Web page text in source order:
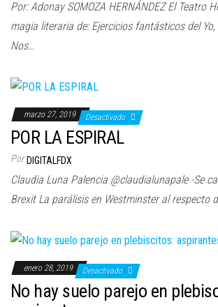
Por: Adonay SOMOZA HERNÁNDEZ El Teatro
magia literaria de: Ejercicios fantásticos del
Nos…
marzo 27, 2019 Desactivado
POR LA ESPIRAL
Por DIGITALFDX
Claudia Luna Palencia @claudialunapale -Se
Brexit La parálisis en Westminster al respecto
enero 28, 2019 Desactivado
No hay suelo parejo en